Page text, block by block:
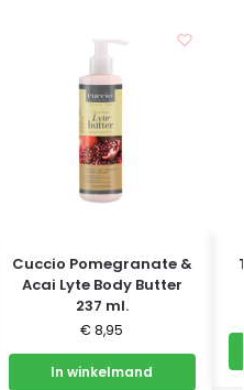
Cuccio Pomegranate &
Acai Lyte Body Butter
237 ml.
€ 8,95
In winkelmand